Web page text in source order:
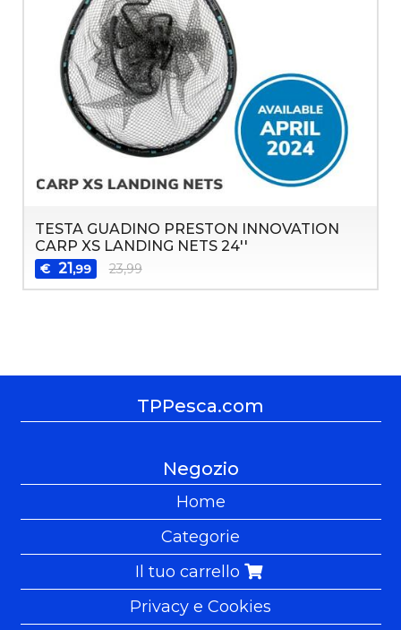
TESTA GUADINO PRESTON INNOVATION
CARP XS LANDING NETS 24''
€ 21 ,99 23,99
TPPesca.com
Negozio
Home
Categorie
Il tuo carrello
Privacy e Cookies